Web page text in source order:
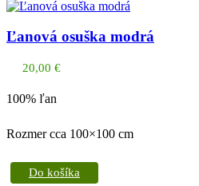
Ľanová osuška modrá
20,00 €
100% ľan
Rozmer cca 100×100 cm
Do košíka